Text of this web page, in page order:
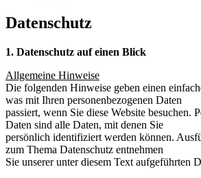
Datenschutz
1. Datenschutz auf einen Blick
Allgemeine Hinweise
Die folgenden Hinweise geben einen
was mit Ihren personenbezogenen Daten
passiert, wenn Sie diese Website besuchen.
Daten sind alle Daten, mit denen Sie
persönlich identifiziert werden können.
zum Thema Datenschutz entnehmen
Sie unserer unter diesem Text aufgeführten